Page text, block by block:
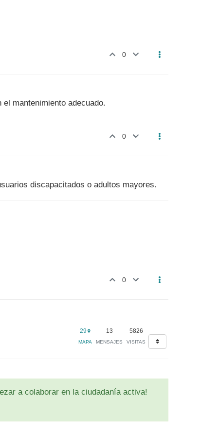
0
mantenimiento adecuado.
0
discapacitados o adultos mayores.
0
29
MAPA
13
MENSAJES
5826
VISITAS
a colaborar en la ciudadanía activa!